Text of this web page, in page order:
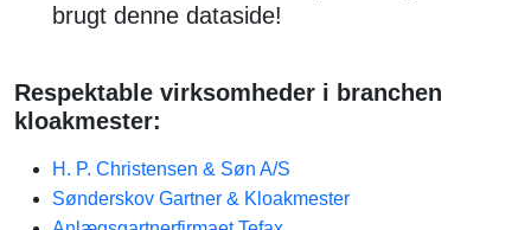
brugt denne dataside!
Respektable virksomheder i branchen
kloakmester:
H. P. Christensen & Søn A/S
Sønderskov Gartner & Kloakmester